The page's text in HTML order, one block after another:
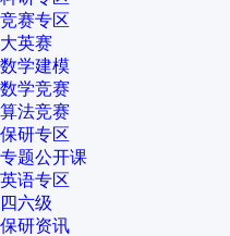
竞赛专区
大英赛
数学建模
数学竞赛
算法竞赛
保研专区
专题公开课
英语专区
四六级
保研资讯